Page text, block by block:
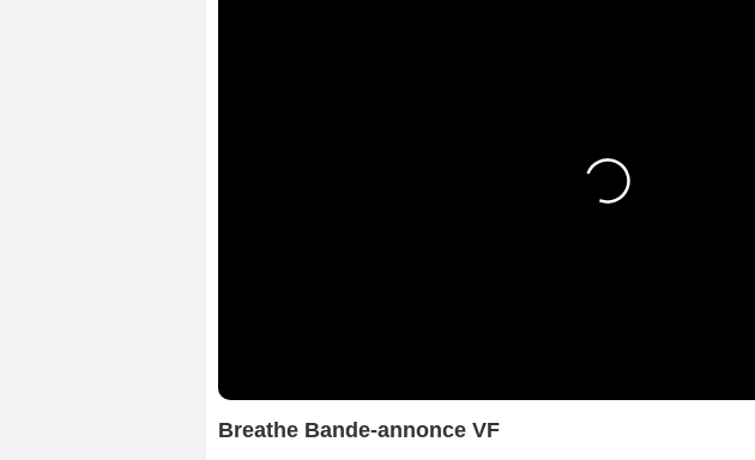
Breathe Bande-annonce VF